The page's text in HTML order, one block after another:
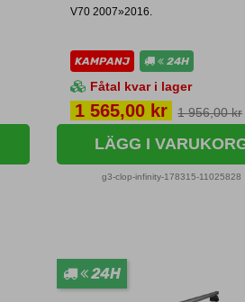
V70 2007»2016.
KAMPANJ 24H
Fåtal kvar i lager
Pris
1 565,00 kr 1 956,00 kr
LÄGG I
g3-clop-infinity-178315-11025828
24H